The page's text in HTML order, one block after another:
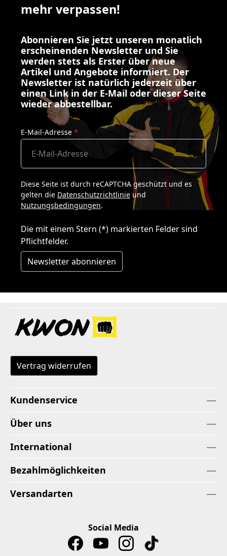
mehr verpassen!
Abonnieren Sie jetzt unseren monatlich
erscheinenden Newsletter und Sie
werden stets als Erster über neue
Artikel und Angebote informiert. Der
Newsletter ist natürlich jederzeit über
einen Link in der E-Mail oder dieser Seite
wieder abbestellbar.
E-Mail-Adresse *
Diese Seite ist durch reCAPTCHA geschützt und es
gelten die Datenschutzrichtlinie und
Nutzungsbedingungen.
Die mit einem Stern (*) markierten Felder sind
Pflichtfelder.
Newsletter abonnieren
Vertrag widerrufen
Kundenservice
Über uns
International
Bezahlmöglichkeiten
Versandarten
Social Media